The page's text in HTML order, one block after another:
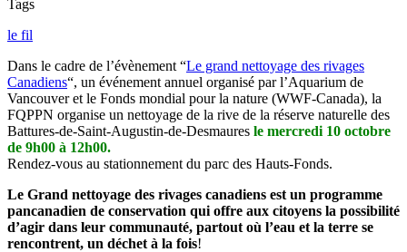
Tags
le fil
Dans le cadre de l’évènement “Le grand nettoyage des rivages
Canadiens“, un événement annuel organisé par l’Aquarium de
Vancouver et le Fonds mondial pour la nature (WWF-Canada), la
FQPPN organise un nettoyage de la rive de la réserve naturelle des
Battures-de-Saint-Augustin-de-Desmaures le mercredi 10 octobre
de 9h00 à 12h00.
Rendez-vous au stationnement du parc des Hauts-Fonds.
Le Grand nettoyage des rivages canadiens est un programme
pancanadien de conservation qui offre aux citoyens la possibilité
d’agir dans leur communauté, partout où l’eau et la terre se
rencontrent, un déchet à la fois!